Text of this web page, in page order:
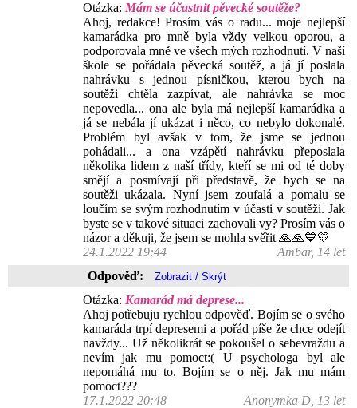
Otázka: Mám se účastnit pěvecké soutěže?
Ahoj, redakce! Prosím vás o radu... moje nejlepší
kamarádka pro mně byla vždy velkou oporou, a
podporovala mně ve všech mých rozhodnutí. V naší
škole se pořádala pěvecká soutěž, a já jí poslala
nahrávku s jednou písničkou, kterou bych na
soutěži chtěla zazpívat, ale nahrávka se moc
nepovedla... ona ale byla má nejlepší kamarádka a
já se nebála jí ukázat i něco, co nebylo dokonalé.
Problém byl avšak v tom, že jsme se jednou
pohádali... a ona vzápětí nahrávku přeposlala
několika lidem z naší třídy, kteří se mi od té doby
smějí a posmívají při představě, že bych se na
soutěži ukázala. Nyní jsem zoufalá a pomalu se
loučím se svým rozhodnutím v účasti v soutěži. Jak
byste se v takové situaci zachovali vy? Prosím vás o
názor a děkuji, že jsem se mohla svěřit 🙏🙏💙💛
24.1.2022 19:44
Ambar, 14 let
Odpověď:
Otázka: Kamarád má deprese...
Ahoj potřebuju rychlou odpověď. Bojím se o svého
kamaráda trpí depresemi a pořád píše že chce odejít
navždy... Už několikrát se pokoušel o sebevraždu a
nevím jak mu pomoct:( U psychologa byl ale
nepomáhá mu to. Bojím se o něj. Jak mu mám
pomoct???
17.1.2022 20:48
Anonymka D, 13 let